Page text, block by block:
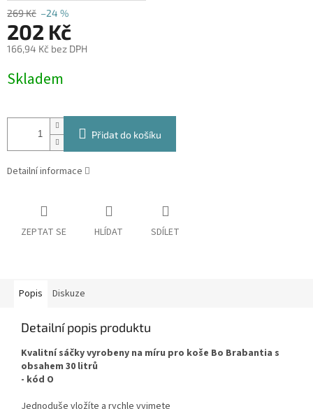
269 Kč –24 %
202 Kč
166,94 Kč bez DPH
cena:
Skladem
Přidat do košíku
Detailní informace
ZEPTAT SE HLÍDAT SDÍLET
Popis Diskuze
Detailní popis produktu
Kvalitní sáčky vyrobeny na míru pro koše Bo Brabantia s
obsahem 30 litrů
- kód O